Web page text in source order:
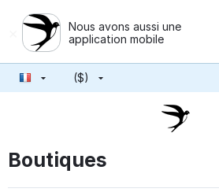
Nous avons aussi une
application mobile
($)
Boutiques